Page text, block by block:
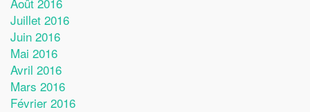
Juillet 2016
Juin 2016
Mai 2016
Avril 2016
Mars 2016
Février 2016